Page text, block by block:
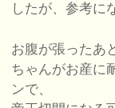
したが、参考に
お腹が張ったあ
ちゃんがお産に
ンで、